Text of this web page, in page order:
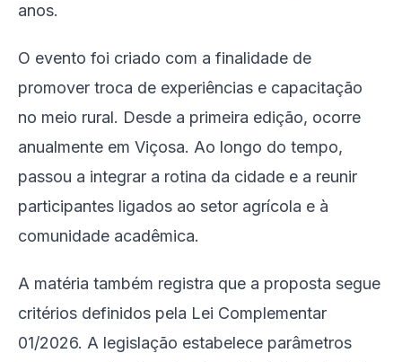
anos.
O evento foi criado com a finalidade de
promover troca de experiências e capacitação
no meio rural. Desde a primeira edição, ocorre
anualmente em Viçosa. Ao longo do tempo,
passou a integrar a rotina da cidade e a reunir
participantes ligados ao setor agrícola e à
comunidade acadêmica.
A matéria também registra que a proposta segue
critérios definidos pela Lei Complementar
01/2026. A legislação estabelece parâmetros